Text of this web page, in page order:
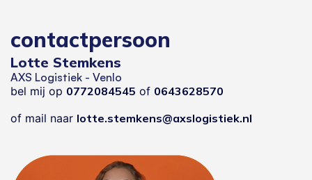
contactpersoon
Lotte Stemkens
AXS Logistiek - Venlo
bel mij op 0772084545 of 0643628570
of mail naar lotte.stemkens@axslogistiek.nl